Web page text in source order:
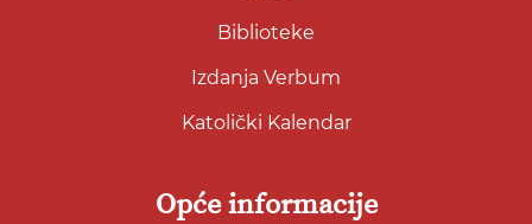
Biblioteke
Izdanja Verbum
Katolički Kalendar
Opće informacije